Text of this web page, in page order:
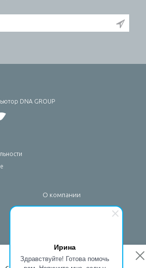
Ирина
Здравствуйте! Готова помочь
DNA GROUP
О компании